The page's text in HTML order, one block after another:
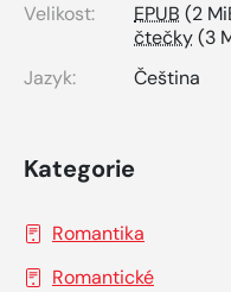
Velikost:
EPUB (2
čtečky(3
Jazyk:
Čeština
Kategorie
Romantika
Romantické